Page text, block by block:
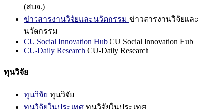
(สบจ.)
ข่าวสารงานวิจัยและนวัตกรรม ข่าวสารงานวิจัยและ
นวัตกรรม
CU Social Innovation Hub CU Social Innovation Hub
CU-Daily Research CU-Daily Research
ทุนวิจัย
ทุนวิจัย ทุนวิจัย
ทุนวิจัยในประเทศ ทุนวิจัยในประเทศ